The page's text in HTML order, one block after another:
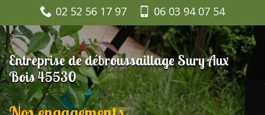
02 52 56 17 97 06 03 94 07 54
Entreprise de débroussaillage Sury Aux
Bois 45530